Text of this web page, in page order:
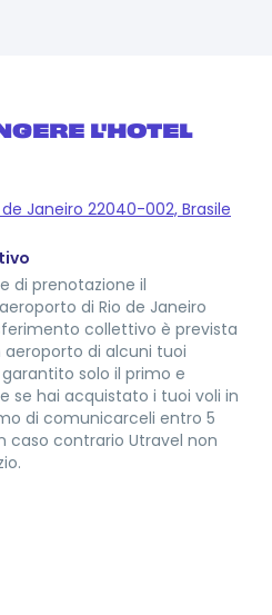
L'HOTEL
de Janeiro 22040-002, Brasile
di prenotazione il
di Rio de Janeiro
collettivo è prevista
di alcuni tuoi
solo il primo e
se hai acquistato i tuoi voli in
di comunicarceli entro 5
caso contrario Utravel non